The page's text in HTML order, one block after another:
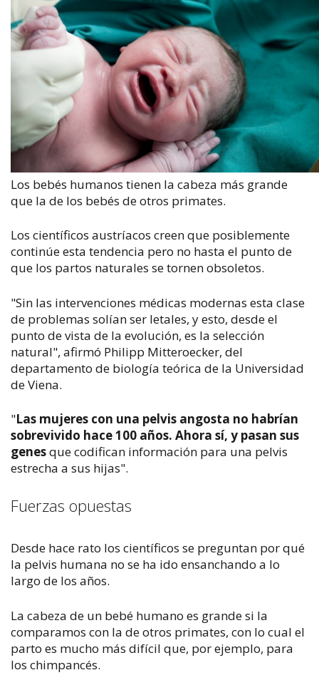
Los bebés humanos tienen la cabeza más grande
que la de los bebés de otros primates.
Los científicos austríacos creen que posiblemente
continúe esta tendencia pero no hasta el punto de
que los partos naturales se tornen obsoletos.
"Sin las intervenciones médicas modernas esta clase
de problemas solían ser letales, y esto, desde el
punto de vista de la evolución, es la selección
natural", afirmó Philipp Mitteroecker, del
departamento de biología teórica de la Universidad
de Viena.
"Las mujeres con una pelvis angosta no habrían
sobrevivido hace 100 años. Ahora sí, y pasan sus
genesque codifican información para una pelvis
estrecha a sus hijas".
Fuerzas opuestas
Desde hace rato los científicos se preguntan por qué
la pelvis humana no se ha ido ensanchando a lo
largo de los años.
La cabeza de un bebé humano es grande si la
comparamos con la de otros primates, con lo cual el
parto es mucho más difícil que, por ejemplo, para
los chimpancés.